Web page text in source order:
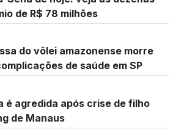
de R$ 78 milhões
do vôlei amazonense morre
de saúde em SP
é agredida após crise de filho
de Manaus